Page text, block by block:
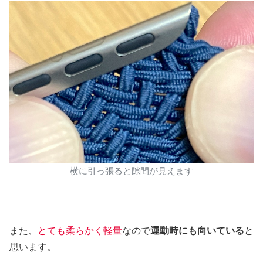
横に引っ張ると隙間が見えます
また、 とても柔らかく軽量なので運動時にも向いていると
思います。